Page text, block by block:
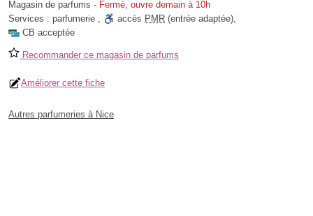
Magasin de parfums - Fermé, ouvre demain à 10h
Services : parfumerie , accès PMR (entrée adaptée),
CB acceptée
Recommander ce magasin de parfums
Améliorer cette fiche
Autres parfumeries à Nice